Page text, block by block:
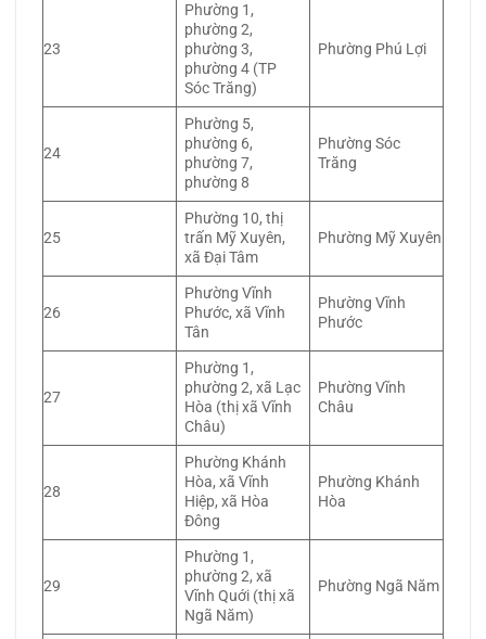
23
Phường 1,
phường 2,
phường 3,
phường 4 (TP
Sóc Trăng)
Phường Phú Lợi
24
Phường 5,
phường 6,
phường 7,
phường 8
Phường Sóc
Trăng
25
Phường 10, thị
trấn Mỹ Xuyên,
xã Đại Tâm
Phường Mỹ Xuyên
26
Phường Vĩnh
Phước, xã Vĩnh
Tân
Phường Vĩnh
Phước
27
Phường 1,
phường 2, xã Lạc
Hòa (thị xã Vĩnh
Châu)
Phường Vĩnh
Châu
28
Phường Khánh
Hòa, xã Vĩnh
Hiệp, xã Hòa
Đông
Phường Khánh
Hòa
29
Phường 1,
phường 2, xã
Vĩnh Quới (thị xã
Ngã Năm)
Phường Ngã Năm